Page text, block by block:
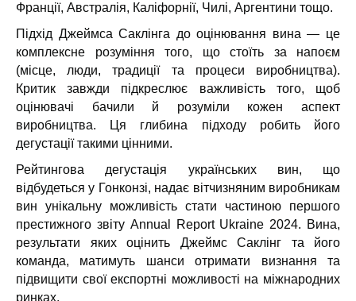
Франції, Австралія, Каліфорнії, Чилі, Аргентини тощо.
Підхід Джеймса Саклінга до оцінювання вина — це
комплексне розуміння того, що стоїть за напоєм
(місце, люди, традиції та процеси виробництва).
Критик завжди підкреслює важливість того, щоб
оцінювачі бачили й розуміли кожен аспект
виробництва. Ця глибина підходу робить його
дегустації такими цінними.
Рейтингова дегустація українських вин, що
відбудеться у Гонконзі, надає вітчизняним виробникам
вин унікальну можливість стати частиною першого
престижного звіту Annual Report Ukraine 2024. Вина,
результати яких оцінить Джеймс Саклінг та його
команда, матимуть шанси отримати визнання та
підвищити свої експортні можливості на міжнародних
ринках.